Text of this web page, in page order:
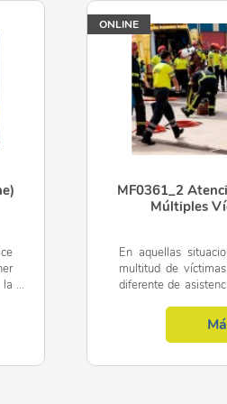
pediátrico, anciano o gestante.
URGENCIAS Y EMERGENCIAS
ONLINE
MF0361_2
Múltiples
En aquellas
multitud de
diferente de